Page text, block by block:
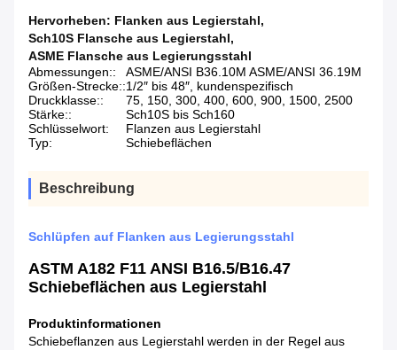
Hervorheben: Flanken aus Legierstahl,
Sch10S Flansche aus Legierstahl,
ASME Flansche aus Legierungsstahl
Abmessungen::
ASME/ANSI B36.10M ASME/ANSI 36.19M
Größen-Strecke::1/2″ bis 48″, kundenspezifisch
Druckklasse::
75, 150, 300, 400, 600, 900, 1500, 2500
Stärke::
Sch10S bis Sch160
Schlüsselwort:
Flanzen aus Legierstahl
Typ:
Schiebeflächen
Beschreibung
Schlüpfen auf Flanken aus Legierungsstahl
ASTM A182 F11 ANSI B16.5/B16.47
Schiebeflächen aus Legierstahl
Produktinformationen
Schiebeflanzen aus Legierstahl werden in der Regel aus